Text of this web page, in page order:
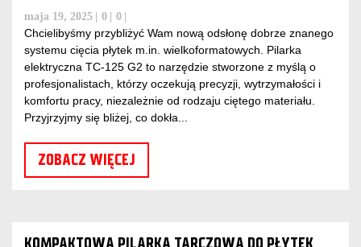
maja 19, 2025 0 0
Chcielibyśmy przybliżyć Wam nową odsłonę dobrze znanego
systemu cięcia płytek m.in. wielkoformatowych. Pilarka
elektryczna TC-125 G2 to narzędzie stworzone z myślą o
profesjonalistach, którzy oczekują precyzji, wytrzymałości i
komfortu pracy, niezależnie od rodzaju ciętego materiału.
Przyjrzyjmy się bliżej, co dokła...
ZOBACZ WIĘCEJ